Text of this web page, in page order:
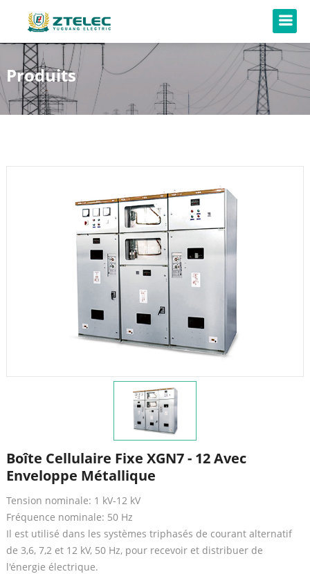
Produits
Boîte Cellulaire Fixe XGN7 - 12 Avec
Enveloppe Métallique
Tension nominale: 1 kV-12 kV
Fréquence nominale: 50 Hz
Il est utilisé dans les systèmes triphasés de courant alternatif
de 3,6, 7,2 et 12 kV, 50 Hz, pour recevoir et distribuer de
l'énergie électrique.